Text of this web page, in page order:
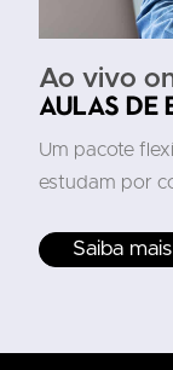
Ao vivo
Aulas de
Um pacote
estudam por
Saiba mais